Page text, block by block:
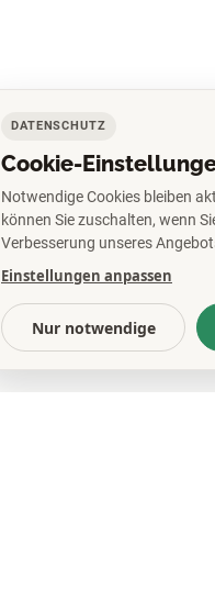
DATENSCHUTZ
Cookie-
Notwendige Cookies bleiben
können Sie zuschalten, wenn
Verbesserung unseres
Einstellungen anpassen
Nur notwendige